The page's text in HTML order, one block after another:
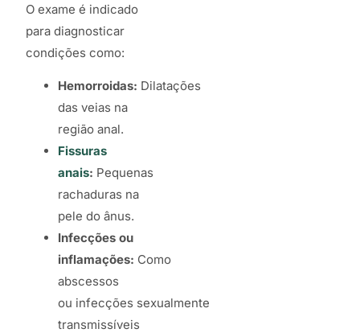
O exame é indicado
para diagnosticar
condições como:
Hemorroidas: Dilatações
das veias na
região anal.
Fissuras
anais: Pequenas
rachaduras na
pele do ânus.
Infecções ou
inflamações: Como
abscessos
ou infecções sexualmente
transmissíveis